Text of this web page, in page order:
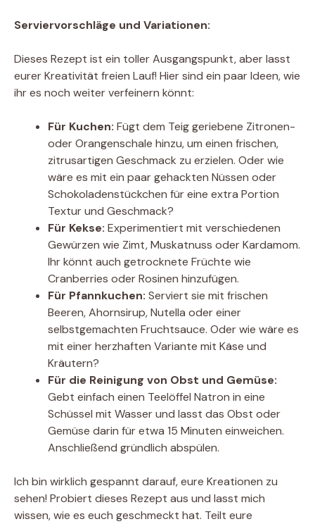
Serviervorschläge und Variationen:
Dieses Rezept ist ein toller Ausgangspunkt, aber lasst
eurer Kreativität freien Lauf! Hier sind ein paar Ideen, wie
ihr es noch weiter verfeinern könnt:
Für Kuchen: Fügt dem Teig geriebene Zitronen-
oder Orangenschale hinzu, um einen frischen,
zitrusartigen Geschmack zu erzielen. Oder wie
wäre es mit ein paar gehackten Nüssen oder
Schokoladenstückchen für eine extra Portion
Textur und Geschmack?
Für Kekse: Experimentiert mit verschiedenen
Gewürzen wie Zimt, Muskatnuss oder Kardamom.
Ihr könnt auch getrocknete Früchte wie
Cranberries oder Rosinen hinzufügen.
Für Pfannkuchen: Serviert sie mit frischen
Beeren, Ahornsirup, Nutella oder einer
selbstgemachten Fruchtsauce. Oder wie wäre es
mit einer herzhaften Variante mit Käse und
Kräutern?
Für die Reinigung von Obst und Gemüse:
Gebt einfach einen Teelöffel Natron in eine
Schüssel mit Wasser und lasst das Obst oder
Gemüse darin für etwa 15 Minuten einweichen.
Anschließend gründlich abspülen.
Ich bin wirklich gespannt darauf, eure Kreationen zu
sehen! Probiert dieses Rezept aus und lasst mich
wissen, wie es euch geschmeckt hat. Teilt eure